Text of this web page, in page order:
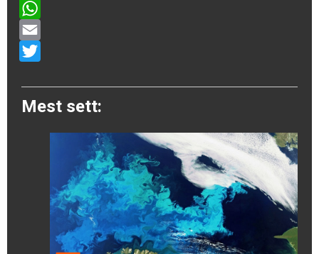
Messenger
WhatsApp
Email
Mest sett: